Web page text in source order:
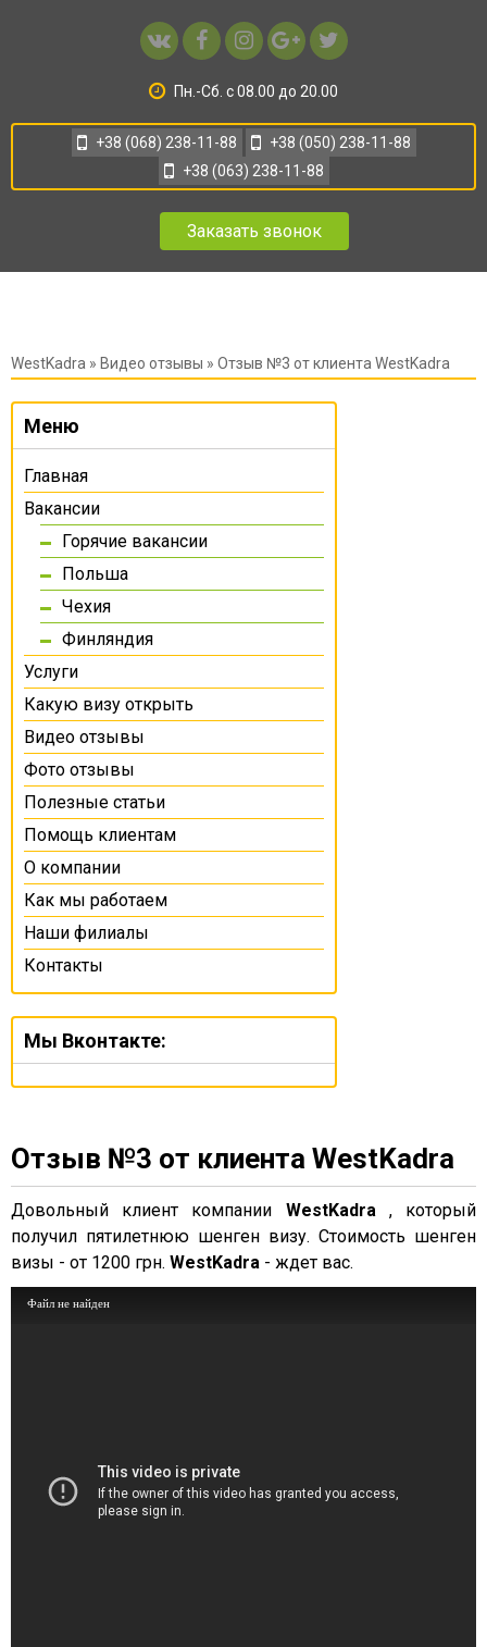
Пн.-Сб. с 08.00 до 20.00
+38 (068) 238-11-88
+38 (050) 238-11-88
+38 (063) 238-11-88
Заказать звонок
WestKadra » Видео отзывы » Отзыв №3 от клиента WestKadra
Меню
Главная
Вакансии
Горячие вакансии
Польша
Чехия
Финляндия
Услуги
Какую визу открыть
Видео отзывы
Фото отзывы
Полезные статьи
Помощь клиентам
О компании
Как мы работаем
Наши филиалы
Контакты
Мы Вконтакте:
Отзыв №3 от клиента WestKadra
Довольный клиент компании WestKadra, который
получил пятилетнюю шенген визу. Стоимость шенген
визы - от 1200 грн. WestKadra - ждет вас.
Файл не найден